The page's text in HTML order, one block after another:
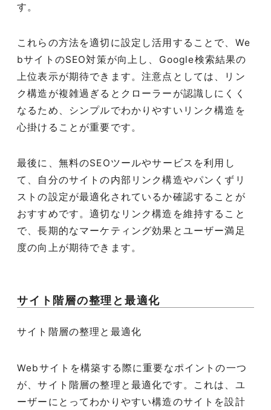
す。
これらの方法を適切に設定し活用することで、We
bサイトのSEO対策が向上し、Google検索結果の
上位表示が期待できます。注意点としては、リン
ク構造が複雑過ぎるとクローラーが認識しにくく
なるため、シンプルでわかりやすいリンク構造を
心掛けることが重要です。
最後に、無料のSEOツールやサービスを利用し
て、自分のサイトの内部リンク構造やパンくずリ
ストの設定が最適化されているか確認することが
おすすめです。適切なリンク構造を維持すること
で、長期的なマーケティング効果とユーザー満足
度の向上が期待できます。
サイト階層の整理と最適化
サイト階層の整理と最適化
Webサイトを構築する際に重要なポイントの一つ
が、サイト階層の整理と最適化です。これは、ユ
ーザーにとってわかりやすい構造のサイトを設計